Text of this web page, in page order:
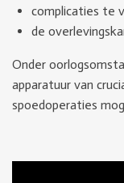
complicaties te
de
Onder
apparatuur van
spoedoperaties